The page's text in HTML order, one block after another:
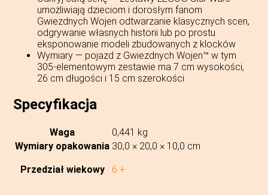
umożliwiają dzieciom i dorosłym fanom
Gwiezdnych Wojen odtwarzanie klasycznych scen,
odgrywanie własnych historii lub po prostu
eksponowanie modeli zbudowanych z klocków
Wymiary — pojazd z Gwiezdnych Wojen™ w tym
305-elementowym zestawie ma 7 cm wysokości,
26 cm długości i 15 cm szerokości
Specyfikacja
Waga
0,441 kg
Wymiary opakowania 30,0 × 20,0 × 10,0 cm
Przedział wiekowy 6 +